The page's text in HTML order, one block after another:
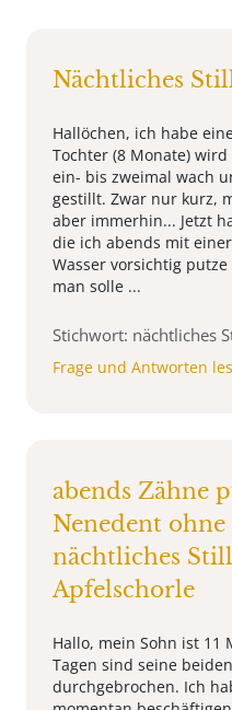
Nächtliches
Hallöchen, ich habe
Tochter (8 Monate)
ein- bis zweimal wach
gestillt. Zwar nur kurz,
aber immerhin... Jetzt
die ich abends mit
Wasser vorsichtig
man solle ...
Stichwort: nächtliches
Frage und Antworten
abends Zähne
Nenedent
nächtliches
Apfelschorle
Hallo, mein Sohn ist 11
Tagen sind seine
durchgebrochen. Ich